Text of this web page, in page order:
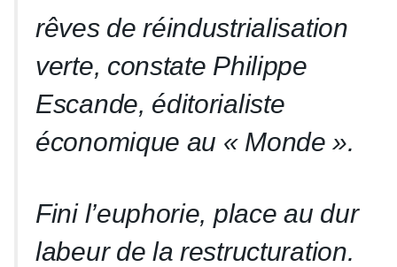
rêves de réindustrialisation
verte, constate Philippe
Escande, éditorialiste
économique au « Monde ».
Fini l’euphorie, place au dur
labeur de la restructuration.